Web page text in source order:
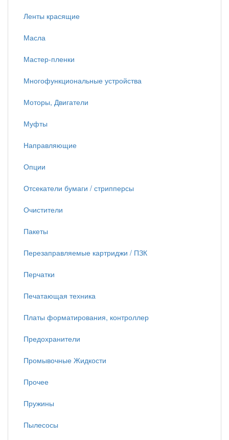
Ленты красящие
Масла
Мастер-пленки
Многофункциональные устройства
Моторы, Двигатели
Муфты
Направляющие
Опции
Отсекатели бумаги / стрипперсы
Очистители
Пакеты
Перезаправляемые картриджи / ПЗК
Перчатки
Печатающая техника
Платы форматирования, контроллер
Предохранители
Промывочные Жидкости
Прочее
Пружины
Пылесосы